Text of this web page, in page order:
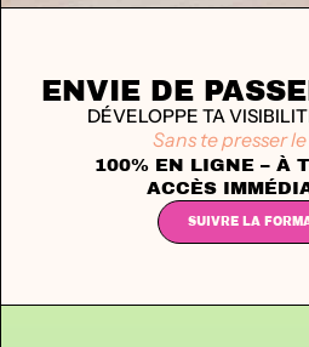
ENVIE DE
DÉVELOPPE TA
Sans te presser
100% EN LIGNE – À
ACCÈS
SUIVRE LA